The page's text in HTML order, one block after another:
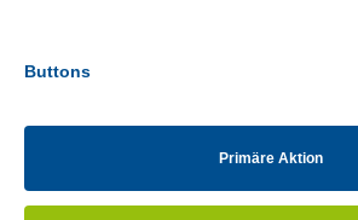
Buttons
Primäre Aktion